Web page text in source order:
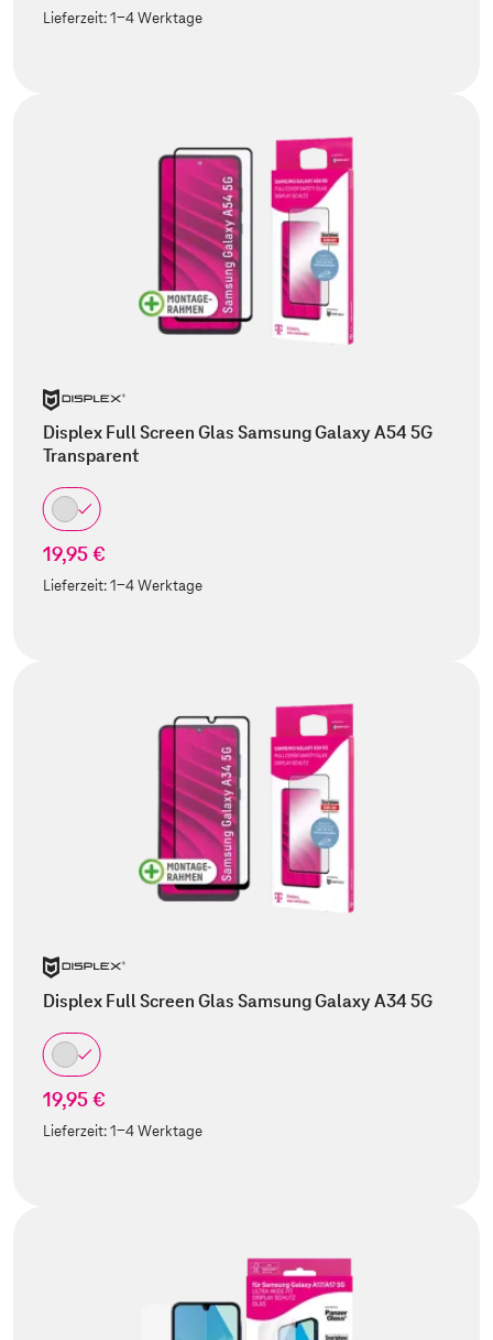
Lieferzeit:1-4 Werktage
Displex Full Screen Glas Samsung Galaxy A54 5G
Transparent
19,95 €
Lieferzeit:1-4 Werktage
Displex Full Screen Glas Samsung Galaxy A34 5G
19,95 €
Lieferzeit:1-4 Werktage